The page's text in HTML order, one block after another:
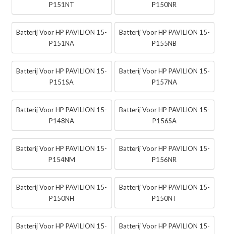
P151NT
P150NR
Batterij Voor HP PAVILION 15-
P151NA
Batterij Voor HP PAVILION 15-
P155NB
Batterij Voor HP PAVILION 15-
P151SA
Batterij Voor HP PAVILION 15-
P157NA
Batterij Voor HP PAVILION 15-
P148NA
Batterij Voor HP PAVILION 15-
P156SA
Batterij Voor HP PAVILION 15-
P154NM
Batterij Voor HP PAVILION 15-
P156NR
Batterij Voor HP PAVILION 15-
P150NH
Batterij Voor HP PAVILION 15-
P150NT
Batterij Voor HP PAVILION 15-
Batterij Voor HP PAVILION 15-